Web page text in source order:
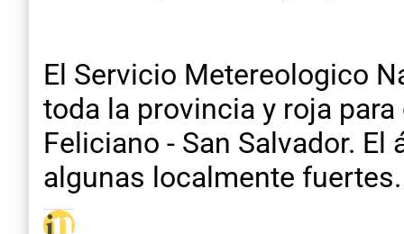
El Servicio Metereologico
toda la provincia y roja
Feliciano - San Salvador.
algunas localmente fuertes.